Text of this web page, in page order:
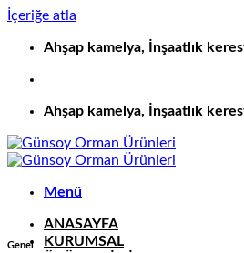
İçeriğe atla
Ahşap kamelya, İnşaatlık
Ahşap kamelya, İnşaatlık
Menü
ANASAYFA
KURUMSAL
Genel